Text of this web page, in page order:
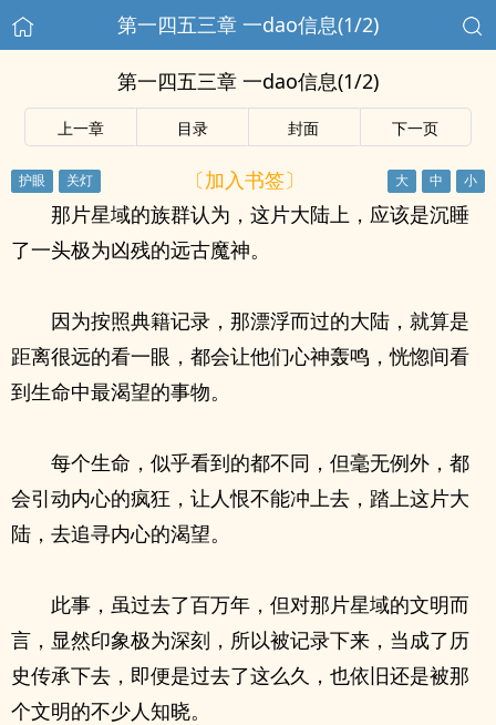
第一四五三章 一dao信息(1/2)
第一四五三章 一dao信息(1/2)
上一章 目录 封面 下一页
〔加入书签〕
那片星域的族群认为，这片大陆上，应该是沉睡
了一头极为凶残的远古魔神。
因为按照典籍记录，那漂浮而过的大陆，就算是
距离很远的看一眼，都会让他们心神轰鸣，恍惚间看
到生命中最渴望的事物。
每个生命，似乎看到的都不同，但毫无例外，都
会引动内心的疯狂，让人恨不能冲上去，踏上这片大
陆，去追寻内心的渴望。
此事，虽过去了百万年，但对那片星域的文明而
言，显然印象极为深刻，所以被记录下来，当成了历
史传承下去，即便是过去了这么久，也依旧还是被那
个文明的不少人知晓。